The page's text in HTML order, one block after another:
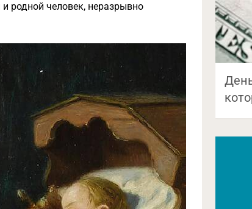
родной человек, неразрывно